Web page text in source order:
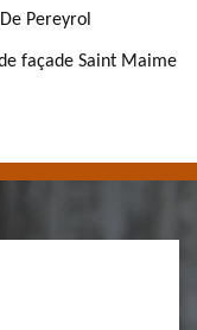
Pereyrol
façade Saint Maime